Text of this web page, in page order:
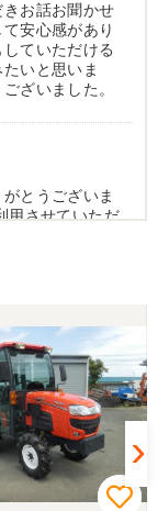
お話お聞かせ
安心感があり
ていただける
いと思いま
ざいました。
とうございま
用させていただ
、機会があれば
。ありがとう